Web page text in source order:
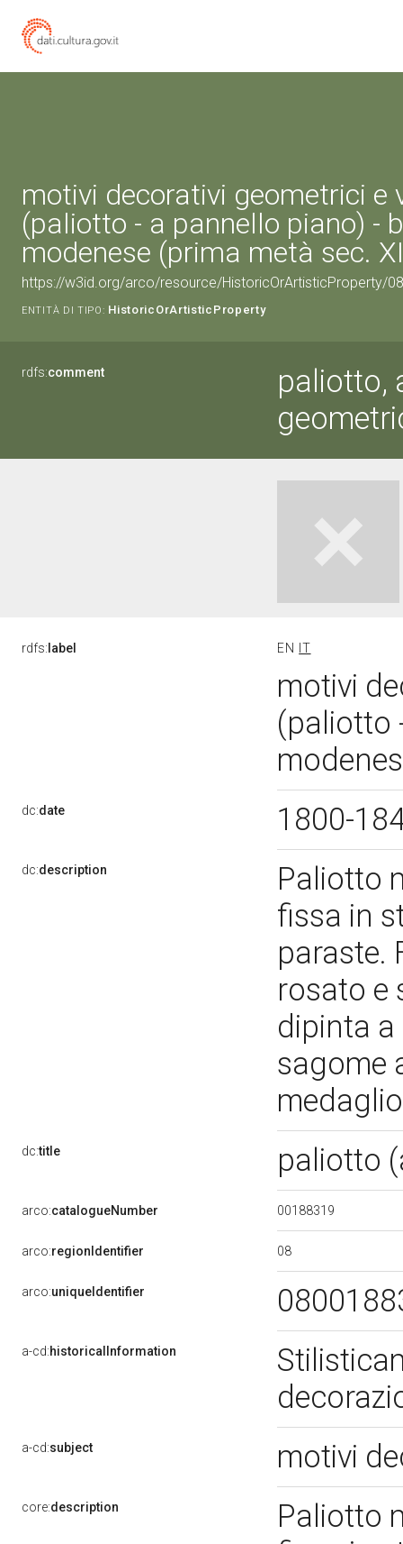
motivi decorativi geometrici e
(paliotto - a pannello piano) -
modenese (prima metà sec.
https://w3id.org/arco/resource/HistoricOrArtisticProperty/
ENTITÀ DI TIPO: HistoricOrArtisticProperty
rdfs:comment
paliotto,
rdfs: label EN IT
motivi
(paliotto
dc:date 1800-
dc:description
Paliotto
fissa in
paraste.
rosato e
dipinta
sagome
dc:title paliotto
arco:catalogueNumber 00188319
arco:regionIdentifier 08
arco:uniqueIdentifier
a-cd:historicalInformation
a-cd:subject motivi
core:description
Paliotto